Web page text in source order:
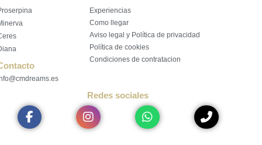
Experiencias
Como llegar
Aviso legal y Política de privacidad
Política de cookies
Condiciones de contratacion
Redes sociales